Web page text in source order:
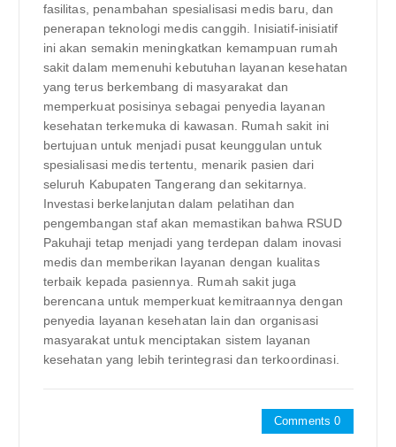
fasilitas, penambahan spesialisasi medis baru, dan
penerapan teknologi medis canggih. Inisiatif-inisiatif
ini akan semakin meningkatkan kemampuan rumah
sakit dalam memenuhi kebutuhan layanan kesehatan
yang terus berkembang di masyarakat dan
memperkuat posisinya sebagai penyedia layanan
kesehatan terkemuka di kawasan. Rumah sakit ini
bertujuan untuk menjadi pusat keunggulan untuk
spesialisasi medis tertentu, menarik pasien dari
seluruh Kabupaten Tangerang dan sekitarnya.
Investasi berkelanjutan dalam pelatihan dan
pengembangan staf akan memastikan bahwa RSUD
Pakuhaji tetap menjadi yang terdepan dalam inovasi
medis dan memberikan layanan dengan kualitas
terbaik kepada pasiennya. Rumah sakit juga
berencana untuk memperkuat kemitraannya dengan
penyedia layanan kesehatan lain dan organisasi
masyarakat untuk menciptakan sistem layanan
kesehatan yang lebih terintegrasi dan terkoordinasi.
Comments 0